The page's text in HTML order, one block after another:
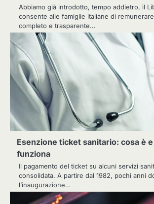
Abbiamo già introdotto, tempo addietro, il
consente alle famiglie italiane di
completo e trasparente…
Esenzione ticket sanitario: cosa è
funziona
Il pagamento del ticket su alcuni servizi
consolidata. A partire dal 1982, pochi anni
l’inaugurazione…